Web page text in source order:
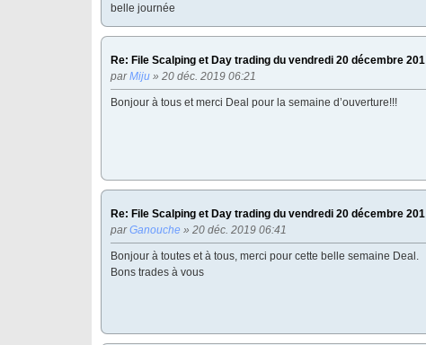
belle journée
Re: File Scalping et Day trading du vendredi 20 décembre 201
parMiju » 20 déc. 2019 06:21
Bonjour à tous et merci Deal pour la semaine d’ouverture!!!
Re: File Scalping et Day trading du vendredi 20 décembre 201
parGanouche » 20 déc. 2019 06:41
Bonjour à toutes et à tous, merci pour cette belle semaine Deal.
Bons trades à vous